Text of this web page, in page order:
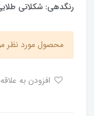
رنگدهی: شکلاتی
محصول مورد نظر